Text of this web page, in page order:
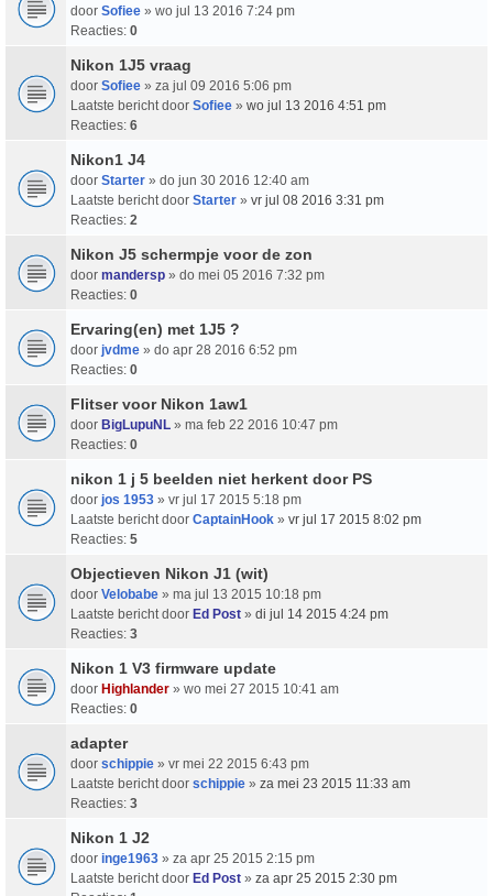
door Sofiee » wo jul 13 2016 7:24 pm
Reacties: 0
Nikon 1J5 vraag
door Sofiee » za jul 09 2016 5:06 pm
Laatste bericht door Sofiee » wo jul 13 2016 4:51 pm
Reacties: 6
Nikon1 J4
door Starter » do jun 30 2016 12:40 am
Laatste bericht door Starter » vr jul 08 2016 3:31 pm
Reacties: 2
Nikon J5 schermpje voor de zon
door mandersp » do mei 05 2016 7:32 pm
Reacties: 0
Ervaring(en) met 1J5 ?
door jvdme » do apr 28 2016 6:52 pm
Reacties: 0
Flitser voor Nikon 1aw1
door BigLupuNL » ma feb 22 2016 10:47 pm
Reacties: 0
nikon 1 j 5 beelden niet herkent door PS
door jos 1953 » vr jul 17 2015 5:18 pm
Laatste bericht door CaptainHook » vr jul 17 2015 8:02 pm
Reacties: 5
Objectieven Nikon J1 (wit)
door Velobabe » ma jul 13 2015 10:18 pm
Laatste bericht door Ed Post » di jul 14 2015 4:24 pm
Reacties: 3
Nikon 1 V3 firmware update
door Highlander » wo mei 27 2015 10:41 am
Reacties: 0
adapter
door schippie » vr mei 22 2015 6:43 pm
Laatste bericht door schippie » za mei 23 2015 11:33 am
Reacties: 3
Nikon 1 J2
door inge1963 » za apr 25 2015 2:15 pm
Laatste bericht door Ed Post » za apr 25 2015 2:30 pm